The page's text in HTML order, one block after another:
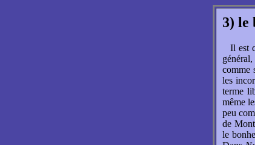
3) le
Il est
comme
les
terme
même
peu
de
le